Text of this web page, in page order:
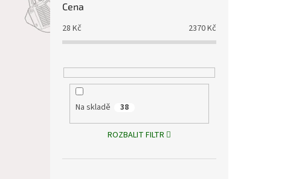
Cena
28 Kč 2370Kč
Na skladě 38
ROZBALIT FILTR